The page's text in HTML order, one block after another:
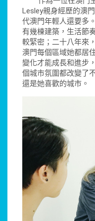
Lesley親身經歷的澳
代澳門年輕人還要多
有幾棟建築，生活節
較緊密；二十八年來
澳門每個區域她都居
變化才能成長和進步
個城市氛圍都改變了
還是她喜歡的城市。